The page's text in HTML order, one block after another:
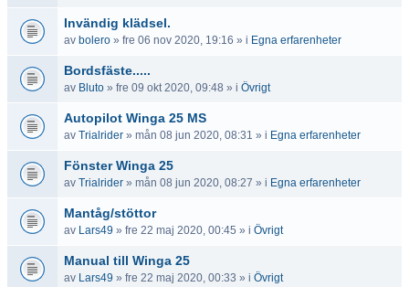
Invändig klädsel.
av bolero » fre 06 nov 2020, 19:16 » i Egna erfarenheter
Bordsfäste.....
av Bluto » fre 09 okt 2020, 09:48 » i Övrigt
Autopilot Winga 25 MS
av Trialrider » mån 08 jun 2020, 08:31 » i Egna erfarenheter
Fönster Winga 25
av Trialrider » mån 08 jun 2020, 08:27 » i Egna erfarenheter
Mantåg/stöttor
av Lars49 » fre 22 maj 2020, 00:45 » i Övrigt
Manual till Winga 25
av Lars49 » fre 22 maj 2020, 00:33 » i Övrigt